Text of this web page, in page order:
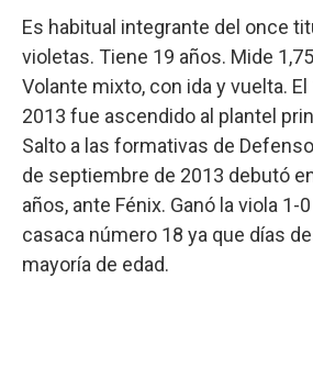
Es habitual integrante del once
violetas. Tiene 19 años. Mide
Volante mixto, con ida y vuelta. El
2013 fue ascendido al plantel
Salto a las formativas de
de septiembre de 2013 debutó
años, ante Fénix. Ganó la viola 1-
casaca número 18 ya que días
mayoría de edad.